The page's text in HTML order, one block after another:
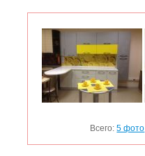
Всего:5 фото